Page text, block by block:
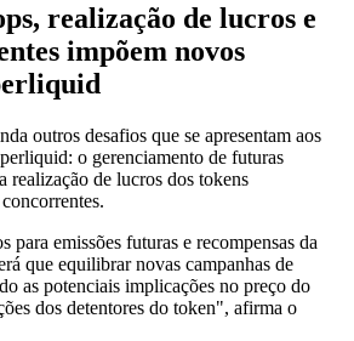
realização de lucros e
impõem novos
outros desafios que se apresentam aos
o gerenciamento de futuras
realização de lucros dos tokens
para emissões futuras e recompensas da
que equilibrar novas campanhas de
as potenciais implicações no preço do
dos detentores do token", afirma o